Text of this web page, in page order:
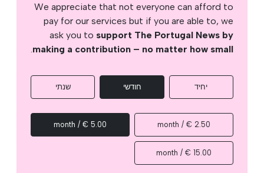
We appreciate that not everyone can afford to
pay for our services but if you are able to, we
ask you to support The Portugal News by
making a contribution – no matter how small
.
יחיד חודשי שנתי
2.50 € / month
5.00 € / month
15.00 € / month